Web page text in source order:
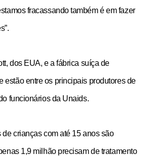
fracassando também é em fazer
dos EUA, e a fábrica suíça de
estão entre os principais produtores de
funcionários da Unaids.
crianças com até 15 anos são
1,9 milhão precisam de tratamento